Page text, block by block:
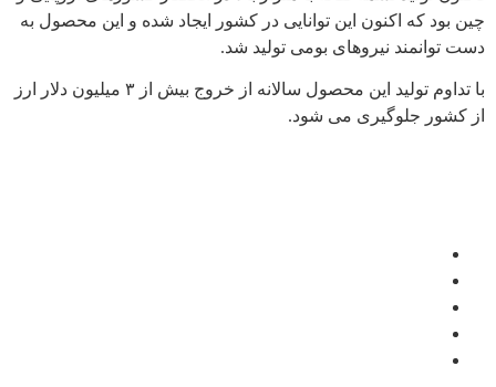
چین بود که اکنون این توانایی در کشور ایجاد شده و این محصول به
دست توانمند نیروهای بومی تولید شد.
با تداوم تولید این محصول سالانه از خروج بیش از ۳ میلیون دلار ارز
از کشور جلوگیری می شود.